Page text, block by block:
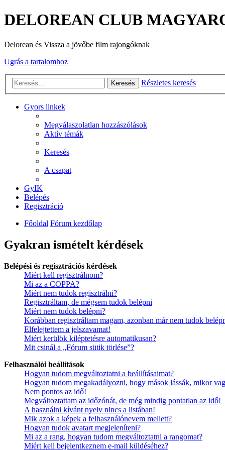
DELOREAN CLUB
Delorean és Vissza a jövőbe film rajongóknak
Ugrás a tartalomhoz
Keresés Részletes keresés
Gyors linkek
Megválaszolatlan hozzászólások
Aktív témák
Keresés
A csapat
GyIK
Belépés
Regisztráció
Főoldal Fórum kezdőlap
Gyakran ismételt kérdések
Belépési és regisztrációs kérdések
Miért kell regisztrálnom?
Mi az a COPPA?
Miért nem tudok regisztrálni?
Regisztráltam, de mégsem tudok belépni
Miért nem tudok belépni?
Korábban regisztráltam magam, azonban már nem tudok
Elfelejtettem a jelszavamat!
Miért kerülök kiléptetésre automatikusan?
Mit csinál a „Fórum sütik törlése”?
Felhasználói beállítások
Hogyan tudom megváltoztatni a beállításaimat?
Hogyan tudom megakadályozni, hogy mások lássák, mikor
Nem pontos az idő!
Megváltoztattam az időzónát, de még mindig pontatlan az idő!
A használni kívánt nyelv nincs a listában!
Mik azok a képek a felhasználónevem mellett?
Hogyan tudok avatart megjeleníteni?
Mi az a rang, hogyan tudom megváltoztatni a rangomat?
Miért kell bejelentkeznem e-mail küldéséhez?